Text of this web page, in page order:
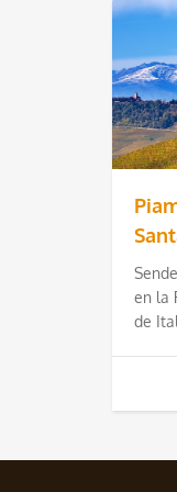
en la
de